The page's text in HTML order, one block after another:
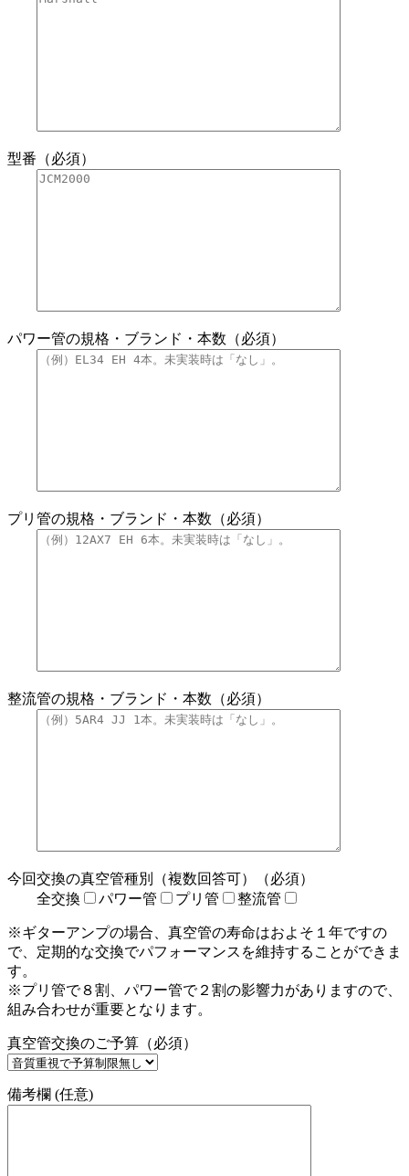
型番（必須）
パワー管の規格・ブランド・本数（必須）
プリ管の規格・ブランド・本数（必須）
整流管の規格・ブランド・本数（必須）
今回交換の真空管種別（複数回答可）（必須）
全交換
パワー管 プリ管 整流管
※ギターアンプの場合、真空管の寿命はおよそ１年ですの
で、定期的な交換でパフォーマンスを維持することができま
す。
※プリ管で８割、パワー管で２割の影響力がありますので、
組み合わせが重要となります。
真空管交換のご予算（必須）
備考欄 (任意)